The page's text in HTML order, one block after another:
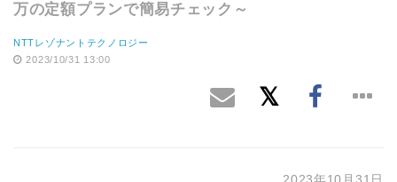
万の定額プランで簡易チェック～
NTTレゾナントテクノロジー
2023/10/31 13:00